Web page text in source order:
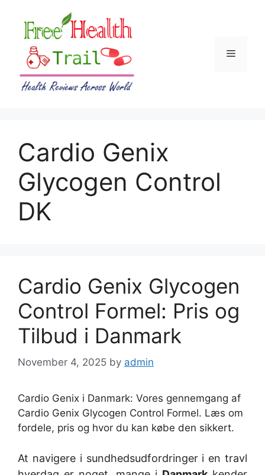
content
Menu
Cardio Genix
Glycogen Control
DK
Cardio Genix Glycogen
Control Formel: Pris og
Tilbud i Danmark
November 4, 2025 by admin
Cardio Genix i Danmark: Vores gennemgang af
Cardio Genix Glycogen Control Formel. Læs om
fordele, pris og hvor du kan købe den sikkert.
At navigere i sundhedsudfordringer i en travl